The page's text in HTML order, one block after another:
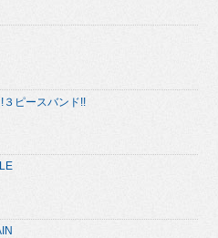
３ピースバンド!!